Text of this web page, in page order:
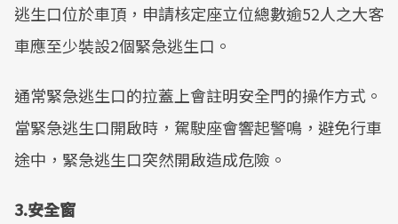
逃生口位於車頂，申請核定座立位總數逾52人之大客
車應至少裝設2個緊急逃生口。
通常緊急逃生口的拉蓋上會註明安全門的操作方式。
當緊急逃生口開啟時，駕駛座會響起警鳴，避免行車
途中，緊急逃生口突然開啟造成危險。
3.安全窗